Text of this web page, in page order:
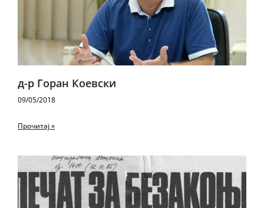
д-р Горан Коевски
09/05/2018
Прочитај »